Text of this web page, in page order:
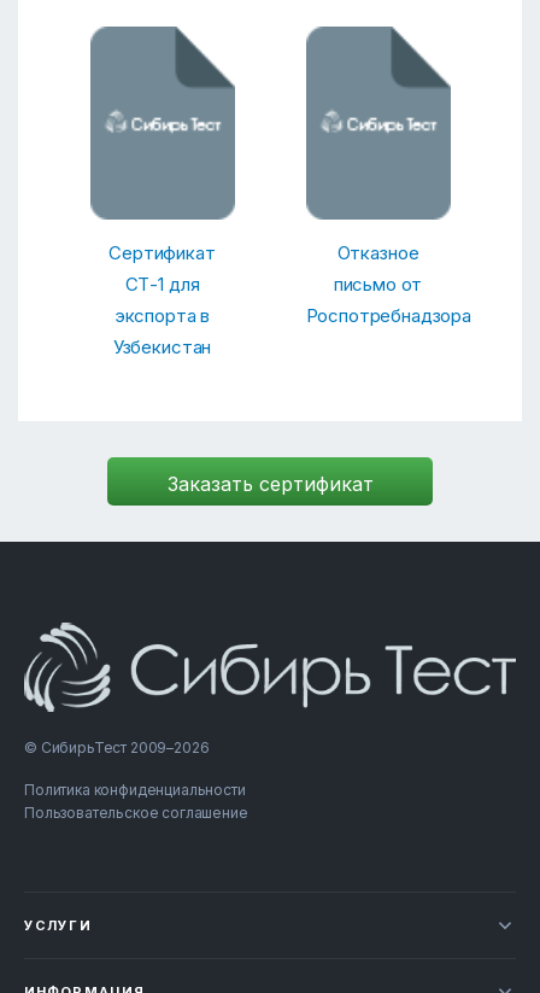
Сертификат
СТ-1 для
экспорта в
Узбекистан
Отказное
письмо от
Роспотребнадзора
© СибирьТест 2009–2026
Политика конфиденциальности
Пользовательское соглашение
УСЛУГИ